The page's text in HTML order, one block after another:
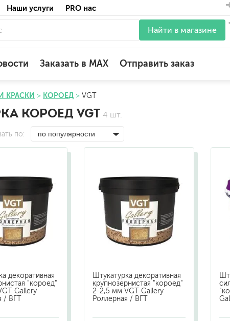
Наши услуги PRO нас
Найти в магазине
поверхностей
для кухонь и ванных
моющиеся
универсальные, нейтральные
санитарные (антигрибковые)
срубов
краски для декора,
мокрый шелк
венецианские (эффект
песок (эффект
кракелюрные лаки
защитные составы,
Заказать в MAX Отправить заказ
КРАСКИ КОРОЕД VGT
КОРОЕД VGT 4 шт.
по
декоративная
"короед"
Gallery
/ ВГТ
Штукатурка декоративная
крупнозернистая "короед"
2-2,5 мм VGT Gallery
Роллерная / ВГТ